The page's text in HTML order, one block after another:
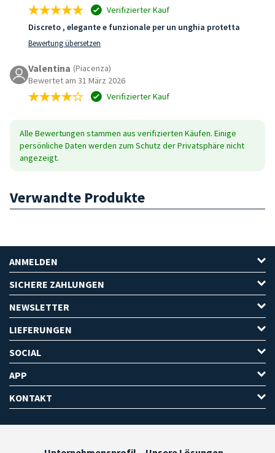
Verifizierter Kauf
Discreto , elegante e funzionale per un unghia protetta
Bewertung übersetzen
Valentina (Piacenza)
Bewertet am 31 März 2026
Verifizierter Kauf
Alle Bewertungen stammen aus verifizierten Käufen. Einige
persönliche Daten werden zum Schutz der Privatsphäre nicht
angezeigt.
Verwandte Produkte
ANMELDEN
SICHERE ZAHLUNGEN
NEWSLETTER
LIEFERUNGEN
SOCIAL
APP
KONTAKT